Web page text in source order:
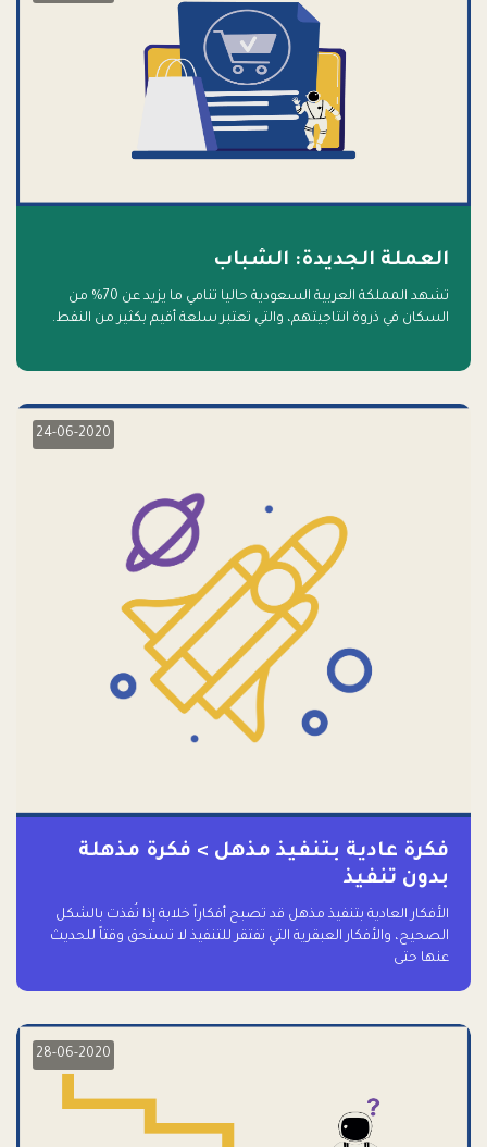
العملة الجديدة: الشباب
تشهد المملكة العربية السعودية حاليا تنامي ما يزيد عن 70% من
السكان في ذروة انتاجيتهم، والتي تعتبر سلعة أقيم بكثير من النفط.
24-06-2020
فكرة عادية بتنفيذ مذهل > فكرة مذهلة
بدون تنفيذ
الأفكار العادية بتنفيذ مذهل قد تصبح أفكاراً خلابة إذا نُفذت بالشكل
الصحيح، والأفكار العبقرية التي تفتقر للتنفيذ لا تستحق وقتاً للحديث
عنها حتى
28-06-2020